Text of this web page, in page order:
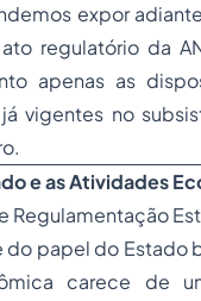
expor
regulatório da
apenas as
vigentes no
e as Atividades
Regulamentação
do papel do Estado
carece de